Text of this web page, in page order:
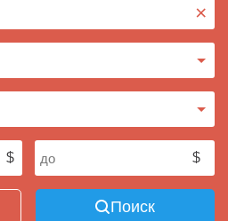
×
Поиск